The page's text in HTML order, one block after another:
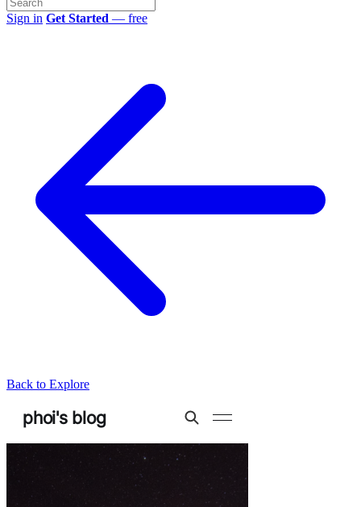
Sign in Get Started — free
Back to Explore